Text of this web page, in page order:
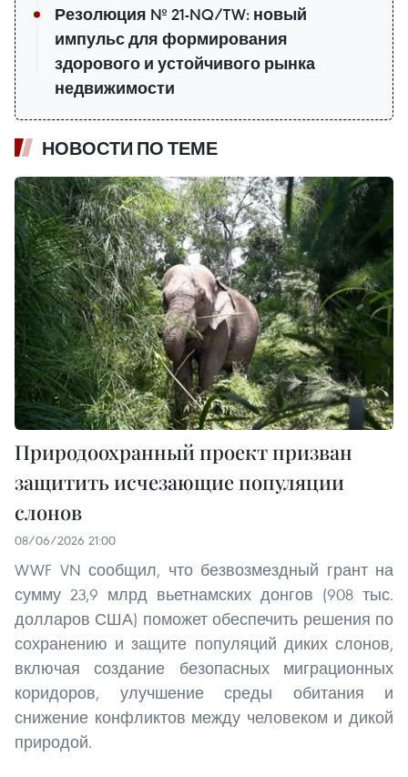
Резолюция № 21-NQ/TW: новый
импульс для формирования
здорового и устойчивого рынка
недвижимости
НОВОСТИ ПО ТЕМЕ
Природоохранный проект призван
защитить исчезающие популяции
слонов
08/06/2026 21:00
WWF VN сообщил, что безвозмездный грант на
сумму 23,9 млрд вьетнамских донгов (908 тыс.
долларов США) поможет обеспечить решения по
сохранению и защите популяций диких слонов,
включая создание безопасных миграционных
коридоров, улучшение среды обитания и
снижение конфликтов между человеком и дикой
природой.